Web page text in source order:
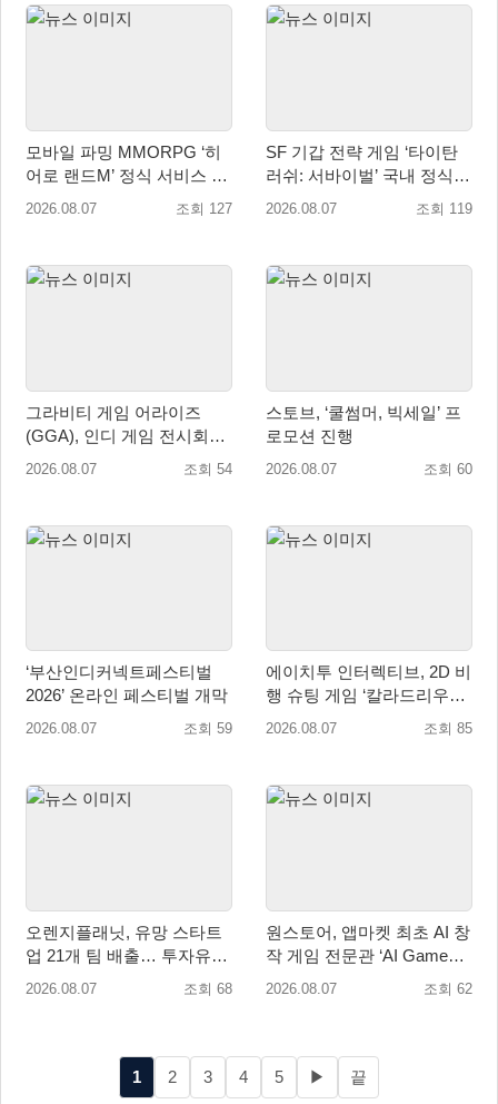
모바일 파밍 MMORPG ‘히
어로 랜드M’ 정식 서비스 돌
입
2026.08.07 조회 127
SF 기갑 전략 게임 ‘타이탄
러쉬: 서바이벌’ 국내 정식
출시
2026.08.07 조회 119
그라비티 게임 어라이즈
(GGA), 인디 게임 전시회
‘도쿄 게임 던전 13’ 참가!
2026.08.07 조회 54
스토브, ‘쿨썸머, 빅세일’ 프
로모션 진행
2026.08.07 조회 60
‘부산인디커넥트페스티벌
2026’ 온라인 페스티벌 개막
2026.08.07 조회 59
에이치투 인터렉티브, 2D 비
행 슈팅 게임 ‘칼라드리우스
2/다크 엘레멘트’ 올 겨울 전
2026.08.07 조회 85
오렌지플래닛, 유망 스타트
업 21개 팀 배출… 투자유치∙
매출성장 성과 눈길
2026.08.07 조회 68
원스토어, 앱마켓 최초 AI 창
작 게임 전문관 ‘AI Games’
오픈
2026.08.07 조회 62
1 2 3 4 5 ▶ 끝